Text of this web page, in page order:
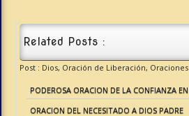
Related Posts :
Post : Dios, Oración de Liberación,
PODEROSA ORACION DE LA CONFIANZA
ORACION DEL NECESITADO A DIOS PADRE